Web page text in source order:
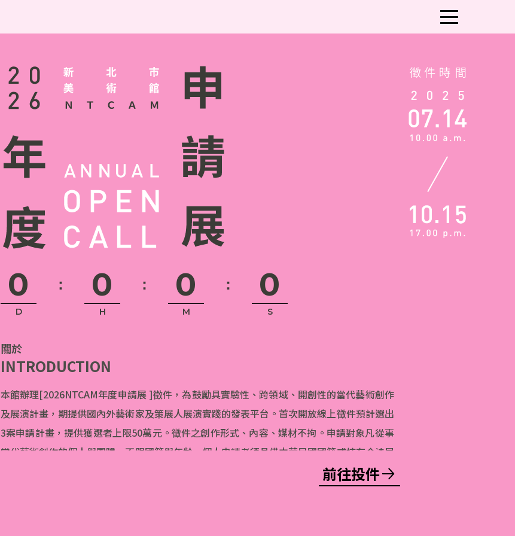
D
0 ：
H
0 ：
M
0 ：
S
0
關於
INTRODUCTION
本館辦理[2026NTCAM年度申請展 ]徵件，為鼓勵具實驗性、跨領域、開創性的當代藝術創作
及展演計畫，期提供國內外藝術家及策展人展演實踐的發表平台。首次開放線上徵件預計選出
3案申請計畫，提供獲選者上限50萬元。徵件之創作形式、內容、媒材不拘。申請對象凡從事
當代藝術創作的個人與團體，不限國籍與年齡。個人申請者須具備中華民國國籍或持有合法居
留證明；團體申請者則需至少半數以上成員具有中華民國國籍。申請者於同一年度以提送一件
申請案為限，非屬各級機關學校、社團聯展或畢(結)業成果發表展，皆可投件申請。預計於
前往投件